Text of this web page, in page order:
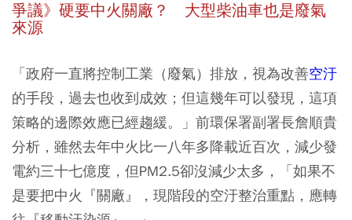
爭議》硬要中火關廠？ 大型柴油車也是廢氣
來源
「政府一直將控制工業（廢氣）排放，視為改善空汙
的手段，過去也收到成效；但這幾年可以發現，這項
策略的邊際效應已經趨緩。」前環保署副署長詹順貴
分析，雖然去年中火比一八年多降載近百次，減少發
電約三十七億度，但PM2.5卻沒減少太多，「如果不
是要把中火『關廠』，現階段的空汙整治重點，應轉